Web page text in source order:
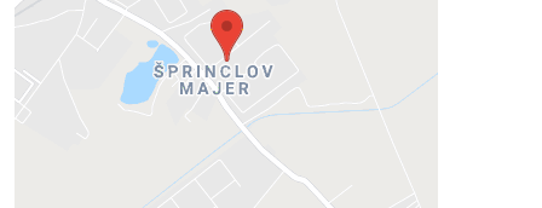
Prajete si načítať externý obsah?
Povoliť tentokrát
Povoliť a zapamätať - súhlas s druhom
cookie: Funkčné